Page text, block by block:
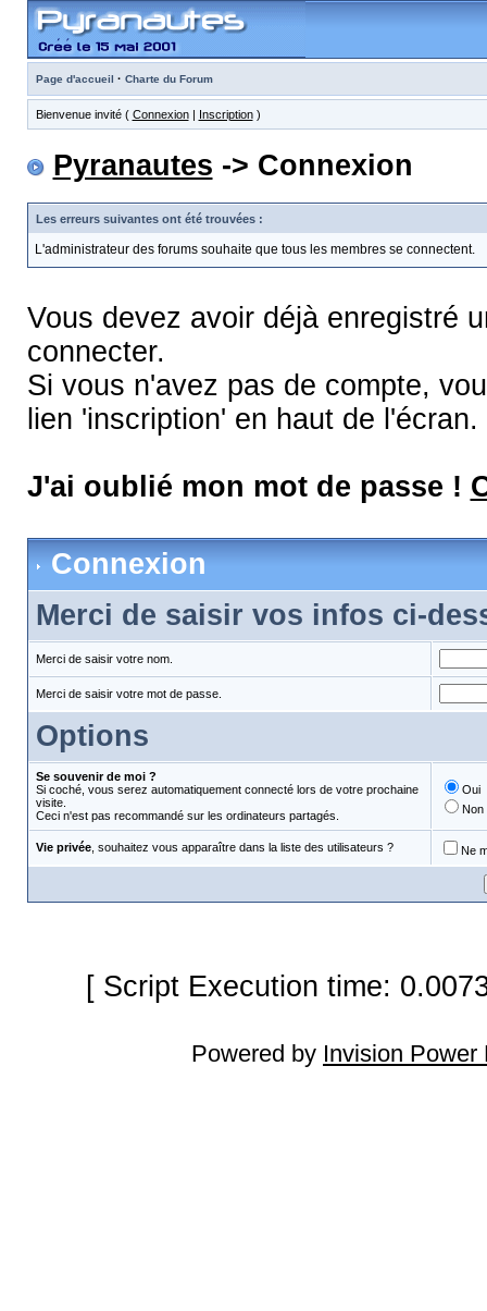
Page d'accueil · Charte du Forum
Bienvenue invité ( Connexion| Inscription)
Pyranautes -> Connexion
Les erreurs suivantes ont été trouvées :
L'administrateur des forums souhaite que tous les membres se connectent.
Vous devez avoir déjà enregistré
connecter.
Si vous n'avez pas de compte,
lien 'inscription' en haut de l'écran.
J'ai oublié mon mot de passe !
Connexion
Merci de saisir vos infos ci-
Merci de saisir votre nom.
Merci de saisir votre mot de passe.
Options
Se souvenir de moi ?
Si coché, vous serez automatiquement connecté lors de votre prochaine
visite.
Ceci n'est pas recommandé sur les ordinateurs partagés.
Oui
Non
Vie privée, souhaitez vous apparaître dans la liste des utilisateurs ? Ne
[ Script Execution time:
Powered by Invision Power